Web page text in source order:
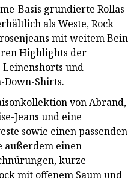
Basis grundierte Rollas
als Weste, Rock
mit weitem Bein
Highlights der
und
Down-Shirts.
von Abrand,
Jeans und eine
sowie einen passenden
außerdem einen
kurze
mit offenem Saum und